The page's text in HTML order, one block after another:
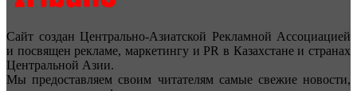
Сайт создан Центрально-Азиатской Рекламной Ассоциацией
и посвящен рекламе, маркетингу и PR в Казахстане и странах
Центральной Азии.
Мы предоставляем своим читателям самые свежие новости,